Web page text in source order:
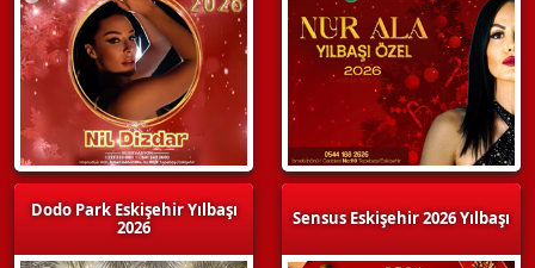
Dodo Park Eskişehir Yılbaşı
2026
Sensus Eskişehir 2026 Yılbaşı